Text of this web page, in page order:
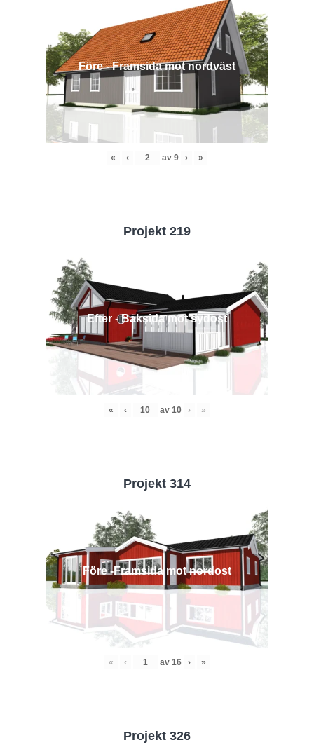
Före - Framsida mot nordväst
« ‹ av 9 › »
Projekt 219
Efter - Baksida mot sydost
« ‹ av 10 › »
Projekt 314
Före -Framsida mot nordost
« ‹ av 16 › »
Projekt 326